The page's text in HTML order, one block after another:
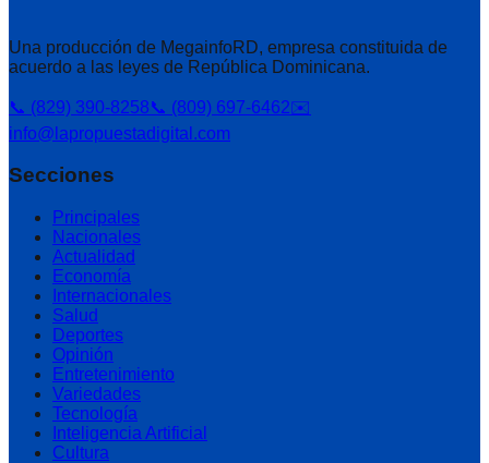
Una producción de MegainfoRD, empresa constituida de
acuerdo a las leyes de República Dominicana.
📞 (829) 390-8258📞 (809) 697-6462✉️
info@lapropuestadigital.com
Secciones
Principales
Nacionales
Actualidad
Economía
Internacionales
Salud
Deportes
Opinión
Entretenimiento
Variedades
Tecnología
Inteligencia Artificial
Cultura